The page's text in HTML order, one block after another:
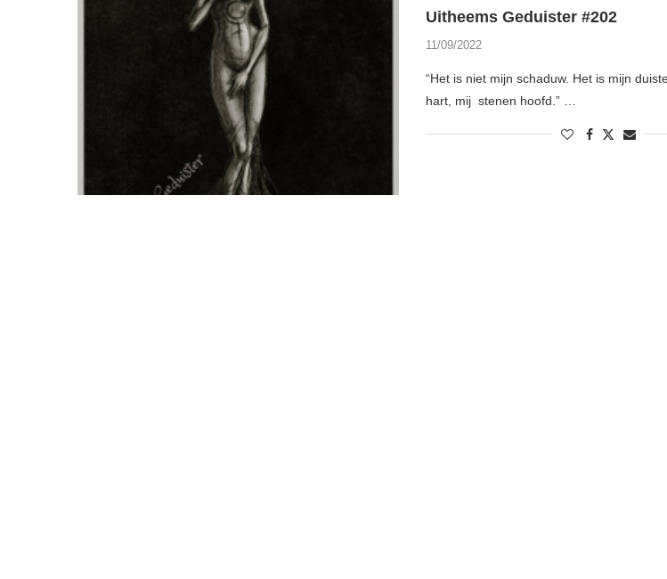
Uitheems Geduister #202
11/09/2022
“Het is niet mijn schaduw. Het is mijn
hart, mij stenen hoofd.” …